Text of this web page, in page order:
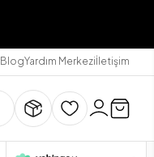
BlogYardım Merkeziİletişim